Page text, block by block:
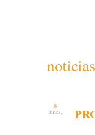
8
lunes,